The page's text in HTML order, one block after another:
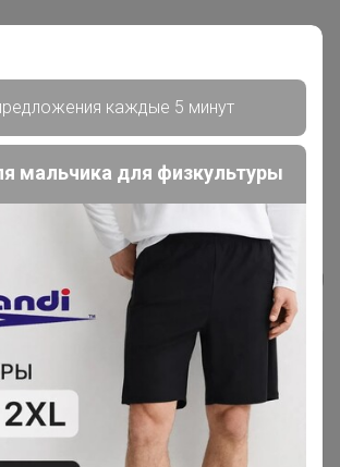
тетради
Тетрадь 48...
каждые 5 минут
мальчика для физкультуры